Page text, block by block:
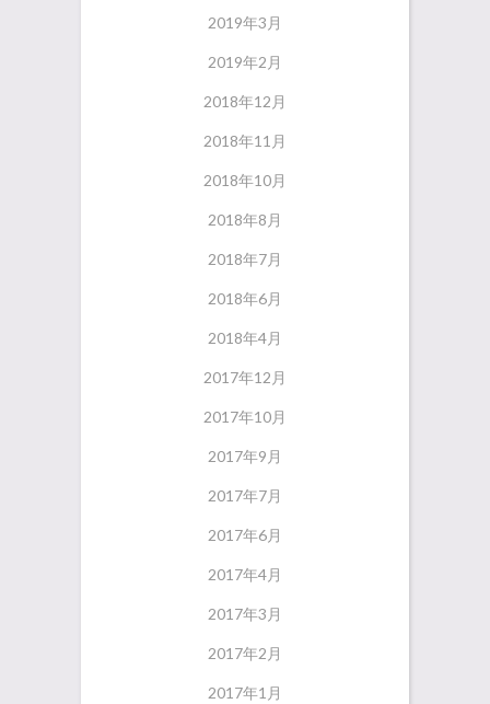
2019年3月
2019年2月
2018年12月
2018年11月
2018年10月
2018年8月
2018年7月
2018年6月
2018年4月
2017年12月
2017年10月
2017年9月
2017年7月
2017年6月
2017年4月
2017年3月
2017年2月
2017年1月